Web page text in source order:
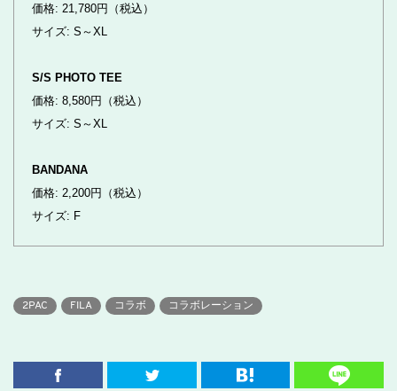
価格: 21,780円（税込）
サイズ: S～XL
S/S PHOTO TEE
価格: 8,580円（税込）
サイズ: S～XL
BANDANA
価格: 2,200円（税込）
サイズ: F
2PAC FILA コラボ コラボレーション